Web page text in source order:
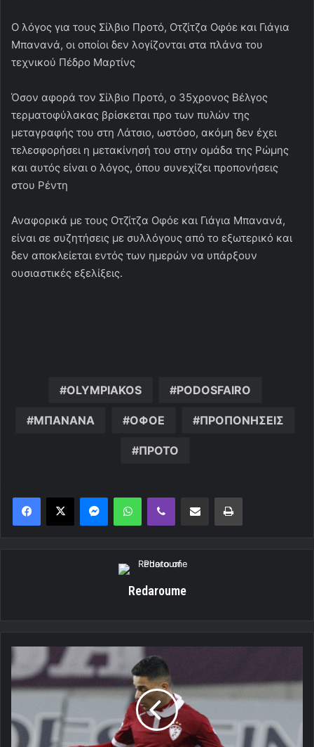
Ο λόγος για τους Σίλβιο Προτό, Οτζίτζα Οφόε και Γιάγια
Μπανανά, οι οποίοι δεν λογίζονται στα πλάνα του
τεχνικού Πέδρο Μαρτίνς
Όσον αφορά τον Σίλβιο Προτό, ο 35χρονος Βέλγος
τερματοφύλακας βρίσκεται προ των πυλών της
μεταγραφής του στη Λάτσιο, ωστόσο, ακόμη δεν έχει
τελεσφορήσει η μετακίνησή του στην ομάδα της Ρώμης
και αυτός είναι ο λόγος, όπου συνεχίζει προπονήσεις
στου Ρέντη
Αναφορικά με τους Οτζίτζα Οφόε και Γιάγια Μπανανά,
είναι σε συζητήσεις με συλλόγους από το εξωτερικό και
δεν αποκλείεται εντός των ημερών να υπάρξουν
ουσιαστικές εξελίξεις.
OLYMPIAKOS PODOSFAIRO
ΜΠΑΝΑΝΑ ΟΦΟΕ ΠΡΟΠΟΝΗΣΕΙΣ
ΠΡΟΤΟ
MessengerWhatsAppViber Κοινοποίηση μέσω ηλεκτρονικού ταχυδρομείουΕκτύπωση
Redaroume
και...
αναχωρεί